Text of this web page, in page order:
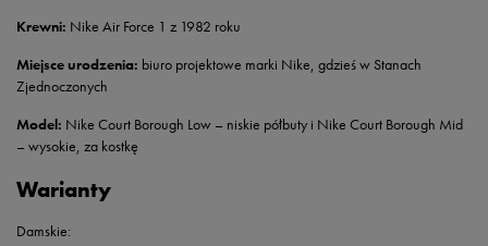
Krewni: Nike Air Force 1 z 1982 roku
Miejsce urodzenia: biuro projektowe marki Nike, gdzieś w Stanach
Zjednoczonych
Model: Nike Court Borough Low – niskie półbuty i Nike Court Borough Mid
– wysokie, za kostkę
Warianty
Damskie: